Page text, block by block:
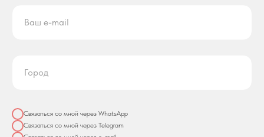
Связаться со мной через WhatsApp
Связаться со мной через Telegram